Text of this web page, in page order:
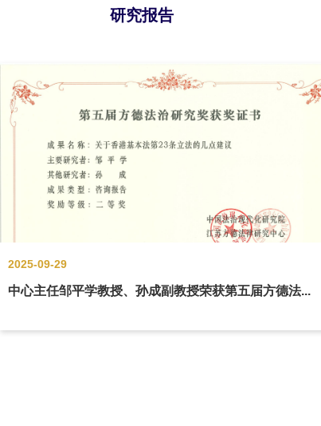
研究报告
2025-09-29
中心主任邹平学教授、孙成副教授荣获第五届方德法...